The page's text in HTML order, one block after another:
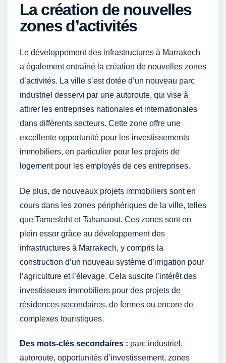
La création de nouvelles
zones d’activités
Le développement des infrastructures à Marrakech
a également entraîné la création de nouvelles zones
d’activités. La ville s’est dotée d’un nouveau parc
industriel desservi par une autoroute, qui vise à
attirer les entreprises nationales et internationales
dans différents secteurs. Cette zone offre une
excellente opportunité pour les investissements
immobiliers, en particulier pour les projets de
logement pour les employés de ces entreprises.
De plus, de nouveaux projets immobiliers sont en
cours dans les zones périphériques de la ville, telles
que Tamesloht et Tahanaout. Ces zones sont en
plein essor grâce au développement des
infrastructures à Marrakech, y compris la
construction d’un nouveau système d’irrigation pour
l’agriculture et l’élevage. Cela suscite l’intérêt des
investisseurs immobiliers pour des projets de
résidences secondaires, de fermes ou encore de
complexes touristiques.
Des mots-clés secondaires : parc industriel,
autoroute, opportunités d’investissement, zones